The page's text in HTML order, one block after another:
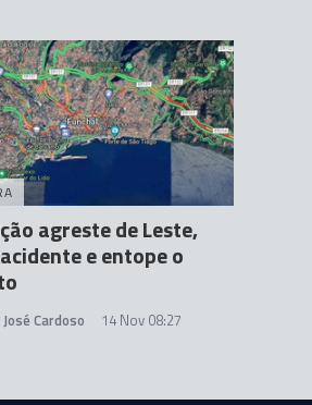
agreste de Leste,
e entope o
Cardoso 14 Nov 08:27